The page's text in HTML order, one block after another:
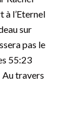
à l’Eternel
sur
pas le
‭55:23‬
Au travers